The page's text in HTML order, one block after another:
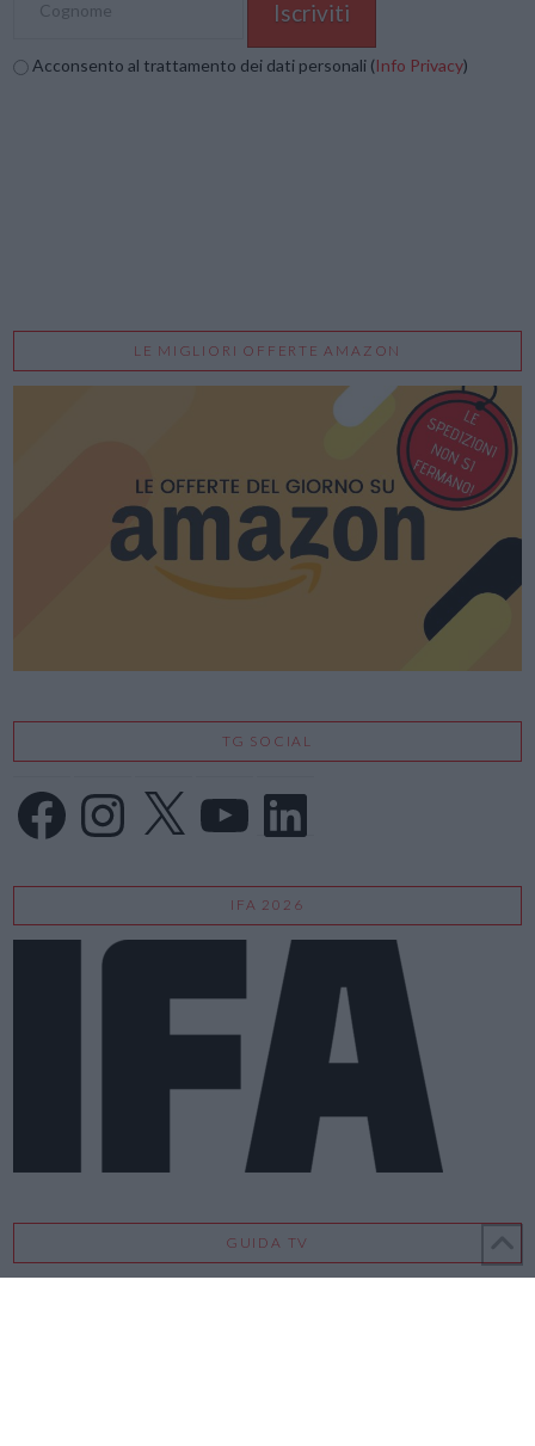
Acconsento al trattamento dei dati personali (Info Privacy)
LE MIGLIORI OFFERTE AMAZON
TG SOCIAL
FacebookInstagram
X LinkedIn
IFA 2026
GUIDA TV